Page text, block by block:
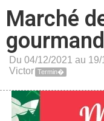
Marché
gourmand
Du 04/12/2021 au
Victor Termin�